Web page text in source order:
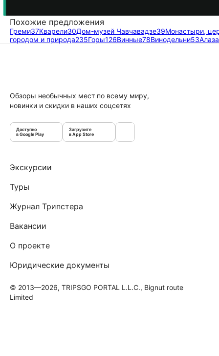
Похожие предложения
Греми37Кварели30Дом-музей Чавчавадзе39Монастыри,
городом и природа235Горы126Винные78Винодельни53
Обзоры необычных мест по всему миру,
новинки и скидки в наших соцсетях
Доступно
в Google Play
Загрузите
в App Store
Экскурсии
Туры
Журнал Трипстера
Вакансии
О проекте
Юридические документы
© 2013—2026, TRIPSGO PORTAL L.L.C., Bignut route
Limited